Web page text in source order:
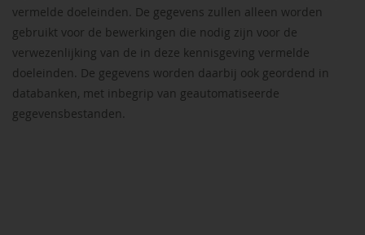
vermelde doeleinden. De gegevens zullen alleen worden
gebruikt voor de bewerkingen die nodig zijn voor de
verwezenlijking van de in deze kennisgeving vermelde
doeleinden. De gegevens worden daarbij ook geordend in
databanken, met inbegrip van geautomatiseerde
gegevensbestanden.